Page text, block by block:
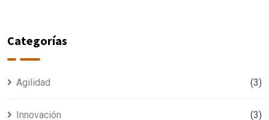
Categorías
Agilidad (3)
Innovación (3)